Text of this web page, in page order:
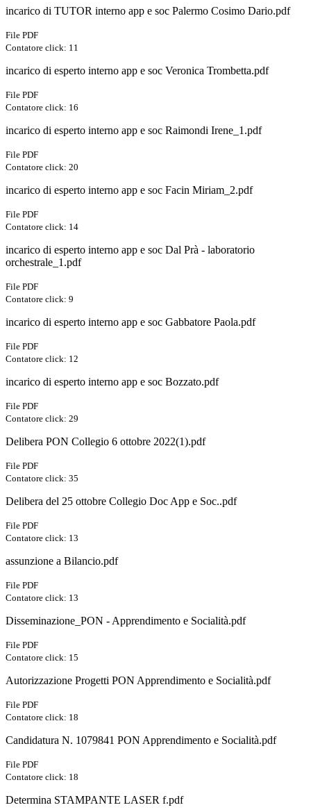
incarico di TUTOR interno app e soc Palermo Cosimo Dario.pdf
File PDF
Contatore click: 11
incarico di esperto interno app e soc Veronica Trombetta.pdf
File PDF
Contatore click: 16
incarico di esperto interno app e soc Raimondi Irene_1.pdf
File PDF
Contatore click: 20
incarico di esperto interno app e soc Facin Miriam_2.pdf
File PDF
Contatore click: 14
incarico di esperto interno app e soc Dal Prà - laboratorio
orchestrale_1.pdf
File PDF
Contatore click: 9
incarico di esperto interno app e soc Gabbatore Paola.pdf
File PDF
Contatore click: 12
incarico di esperto interno app e soc Bozzato.pdf
File PDF
Contatore click: 29
Delibera PON Collegio 6 ottobre 2022(1).pdf
File PDF
Contatore click: 35
Delibera del 25 ottobre Collegio Doc App e Soc..pdf
File PDF
Contatore click: 13
assunzione a Bilancio.pdf
File PDF
Contatore click: 13
Disseminazione_PON - Apprendimento e Socialità.pdf
File PDF
Contatore click: 15
Autorizzazione Progetti PON Apprendimento e Socialità.pdf
File PDF
Contatore click: 18
Candidatura N. 1079841 PON Apprendimento e Socialità.pdf
File PDF
Contatore click: 18
Determina STAMPANTE LASER f.pdf